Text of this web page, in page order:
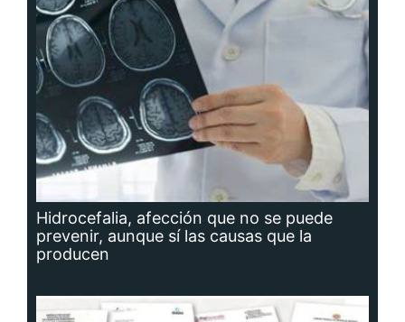
Hidrocefalia, afección que no se puede
prevenir, aunque sí las causas que la
producen